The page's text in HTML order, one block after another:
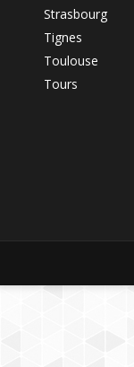
Strasbourg
Tignes
Toulouse
Tours